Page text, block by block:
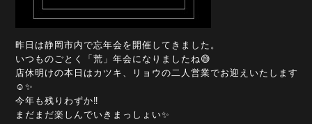
昨日は静岡市内で忘年会を開催してきました。
いつものごとく「荒」年会になりましたね😅
店休明けの本日はカツキ、リョウの二人営業でお迎えいたします
☺️✨
今年も残りわずか‼️
まだまだ楽しんでいきまっしょい✨